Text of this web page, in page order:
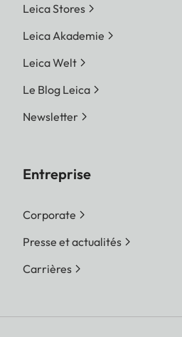
Leica Stores
Leica Akademie
Leica Welt
Le Blog Leica
Newsletter
Entreprise
Corporate
Presse et actualités
Carrières